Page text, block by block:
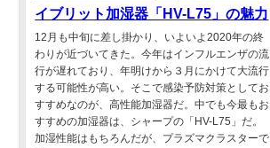
イブリット加湿器「HV-L75」の魅力
12月も中旬に差し掛かり、いよいよ2020年の終
わりが近づいてきた。今年はインフルエンザの流
行が遅れており、年明けから３月にかけて大流行
する可能性が高い。そこで感染予防対策としてお
すすめなのが、高性能加湿器だ。中でも今最もお
すすめの加湿器は、シャープの「HV-L75」だ。
加湿性能はもちろんだが、プラズマクラスターで